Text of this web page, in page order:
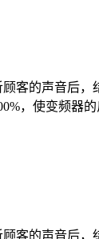
客的声音后
，使变频器
客的声音后